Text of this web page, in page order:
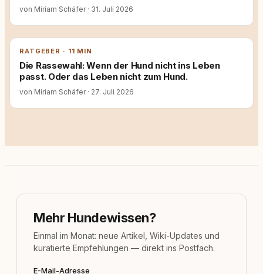
von Miriam Schäfer · 31. Juli 2026
RATGEBER · 11 MIN
Die Rassewahl: Wenn der Hund nicht ins Leben
passt. Oder das Leben nicht zum Hund.
von Miriam Schäfer · 27. Juli 2026
Mehr Hundewissen?
Einmal im Monat: neue Artikel, Wiki-Updates und
kuratierte Empfehlungen — direkt ins Postfach.
E-Mail-Adresse